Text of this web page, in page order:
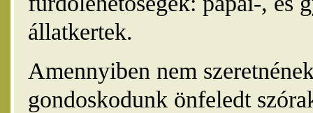
állatkertek.
Amennyiben nem
gondoskodunk önfeledt